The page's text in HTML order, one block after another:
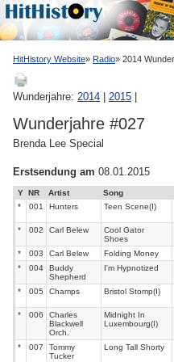
HitHistory Website Radio 2014
Wunderjahre: 2014 2015
Wunderjahre #027
Brenda Lee Special
Erstsendung am 08.01.2015
Y NR Artist Song
*
001 Hunters Teen Scene(I)
* 002 Carl Belew
Cool Gator
Shoes
* 003 Carl Belew Folding Money
*
004
Buddy
Shepherd
I'm Hypnotized
* 005 Champs Bristol Stomp(I)
* 006
Charles
Blackwell
Orch.
Midnight In
Luxembourg(I)
* 007
Tommy
Tucker
Long Tall Shorty